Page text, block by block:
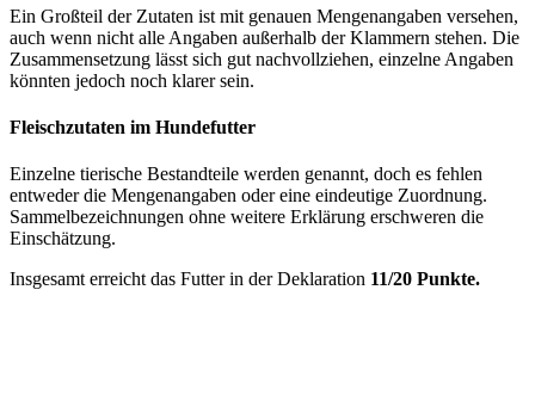
Ein Großteil der Zutaten ist mit genauen Mengenangaben versehen,
auch wenn nicht alle Angaben außerhalb der Klammern stehen. Die
Zusammensetzung lässt sich gut nachvollziehen, einzelne Angaben
könnten jedoch noch klarer sein.
Fleischzutaten im Hundefutter
Einzelne tierische Bestandteile werden genannt, doch es fehlen
entweder die Mengenangaben oder eine eindeutige Zuordnung.
Sammelbezeichnungen ohne weitere Erklärung erschweren die
Einschätzung.
Insgesamt erreicht das Futter in der Deklaration 11/20 Punkte.